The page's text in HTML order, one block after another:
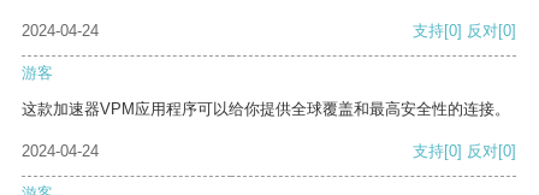
2024-04-24 支持[0] 反对[0]
游客
这款加速器VPM应用程序可以给你提供全球覆盖和最高安全性的连接。
2024-04-24 支持[0] 反对[0]